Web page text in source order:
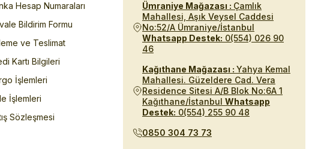
Hesap Numaraları
Bildirim Formu
ve Teslimat
Kartı Bilgileri
İşlemleri
İşlemleri
Sözleşmesi
Ümraniye Mağazası : Çamlık
Mahallesi, Aşık Veysel Caddesi
No:52/A Ümraniye/İstanbul
Whatsapp Destek: 0(554) 026 90
46
Kağıthane Mağazası : Yahya Kemal
Mahallesi. Güzeldere Cad. Vera
Residence Sitesi A/B Blok No:6A 1
Kağıthane/İstanbul Whatsapp
Destek: 0(554) 255 90 48
0850 304 73 73